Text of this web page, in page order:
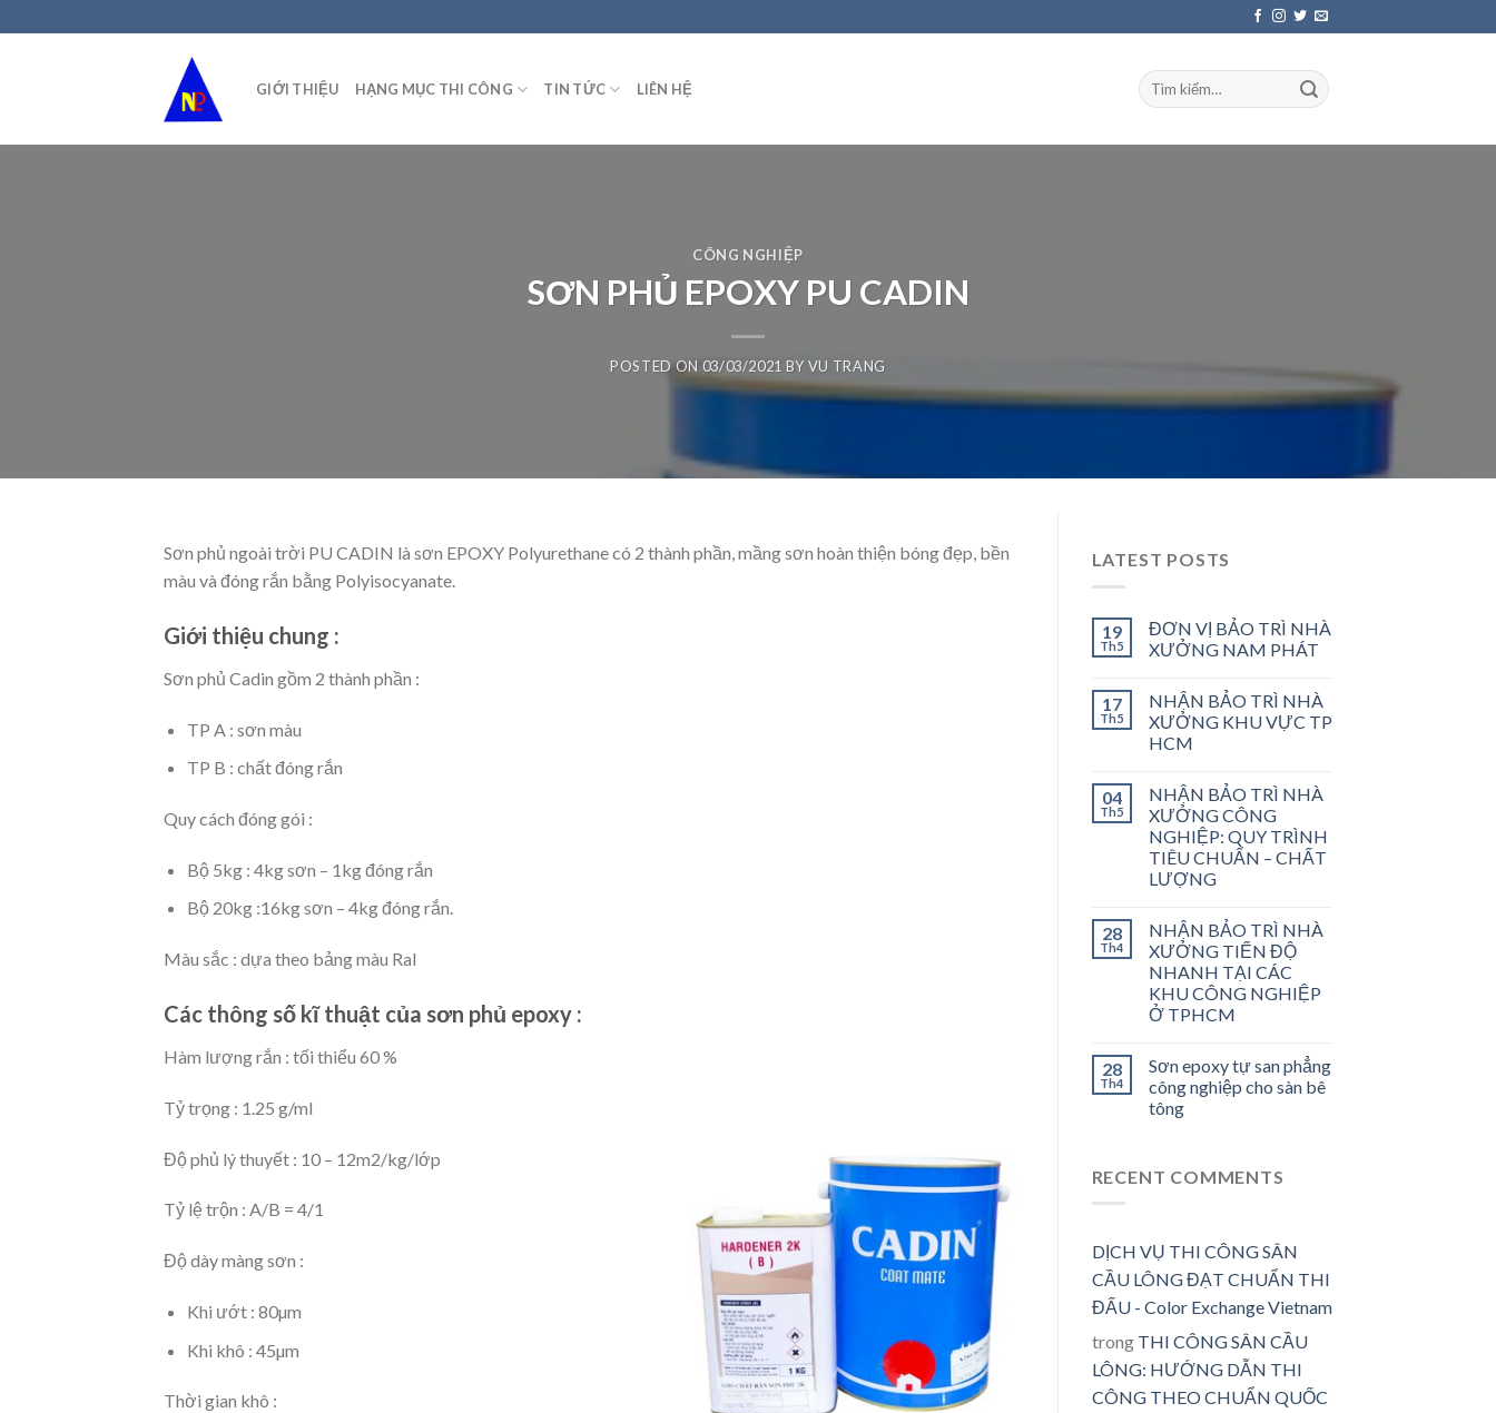
to
GIỚI THIỆU HẠNG MỤC THI CÔNG TIN TỨC LIÊN HỆ
CÔNG NGHIỆP
SƠN PHỦ EPOXY PU CADIN
POSTED ON 03/03/2021 BYVU TRANG
Sơn phủ ngoài trời PU CADIN là sơn EPOXY Polyurethane có 2 thành phần, mầng sơn hoàn thiện bóng đẹp, bền
màu và đóng rắn bằng Polyisocyanate.
Giới thiệu chung :
Sơn phủ Cadin gồm 2 thành phần :
TP A : sơn màu
TP B : chất đóng rắn
Quy cách đóng gói :
Bộ 5kg : 4kg sơn – 1kg đóng rắn
Bộ 20kg :16kg sơn – 4kg đóng rắn.
Màu sắc : dựa theo bảng màu Ral
Các thông số kĩ thuật của sơn phủ epoxy :
Hàm lượng rắn : tối thiểu 60 %
Tỷ trọng : 1.25 g/ml
Độ phủ lý thuyết : 10 – 12m2/kg/lớp
Tỷ lệ trộn : A/B = 4/1
Độ dày màng sơn :
Khi ướt : 80µm
Khi khô : 45µm
Thời gian khô :
LATEST POSTS
19
Th5
ĐƠN VỊ BẢO TRÌ NHÀ
XƯỞNG NAM PHÁT
17
Th5
NHẬN BẢO TRÌ NHÀ
XƯỞNG KHU VỰC TP
HCM
04
Th5
NHẬN BẢO TRÌ NHÀ
XƯỞNG CÔNG
NGHIỆP: QUY TRÌNH
TIÊU CHUẨN – CHẤT
LƯỢNG
28
Th4
NHẬN BẢO TRÌ NHÀ
XƯỞNG TIẾN ĐỘ
NHANH TẠI CÁC
KHU CÔNG NGHIỆP
Ở TPHCM
28
Th4
Sơn epoxy tự san phẳng
công nghiệp cho sàn bê
tông
RECENT COMMENTS
DỊCH VỤ THI CÔNG SÂN
CẦU LÔNG ĐẠT CHUẨN THI
ĐẤU - Color Exchange Vietnam
trong THI CÔNG SÂN CẦU
LÔNG: HƯỚNG DẪN THI
CÔNG THEO CHUẨN QUỐC